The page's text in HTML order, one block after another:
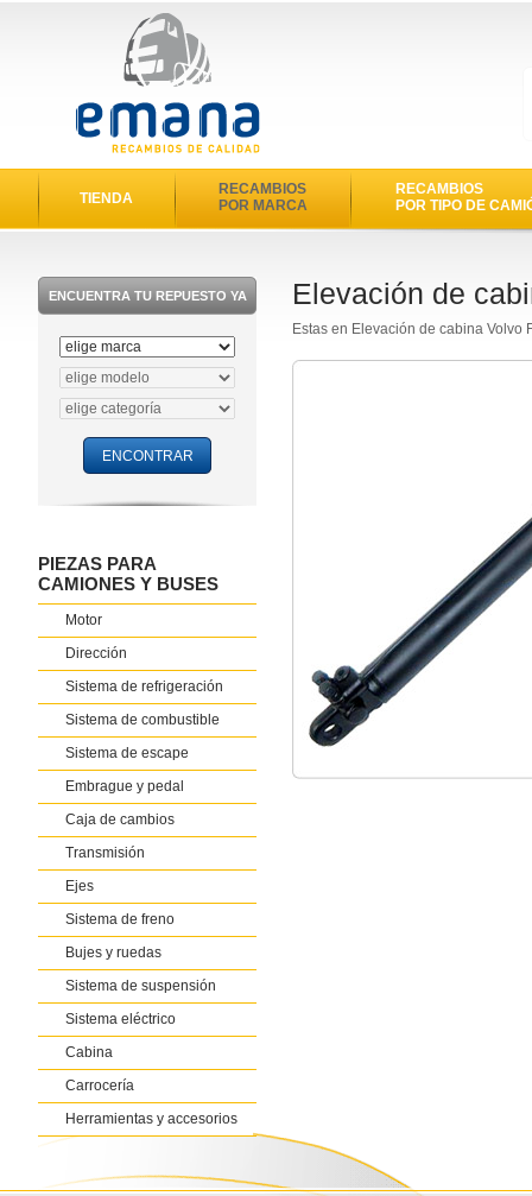
TIENDA
RECAMBIOS
POR MARCA
RECAMBIOS
POR TIPO DE
ENCUENTRA TU REPUESTO YA
PIEZAS PARA
CAMIONES Y BUSES
Motor
Dirección
Sistema de refrigeración
Sistema de combustible
Sistema de escape
Embrague y pedal
Caja de cambios
Transmisión
Ejes
Sistema de freno
Bujes y ruedas
Sistema de suspensión
Sistema eléctrico
Cabina
Carrocería
Herramientas y accesorios
Elevación de
Estas en Elevación de cabina Volvo